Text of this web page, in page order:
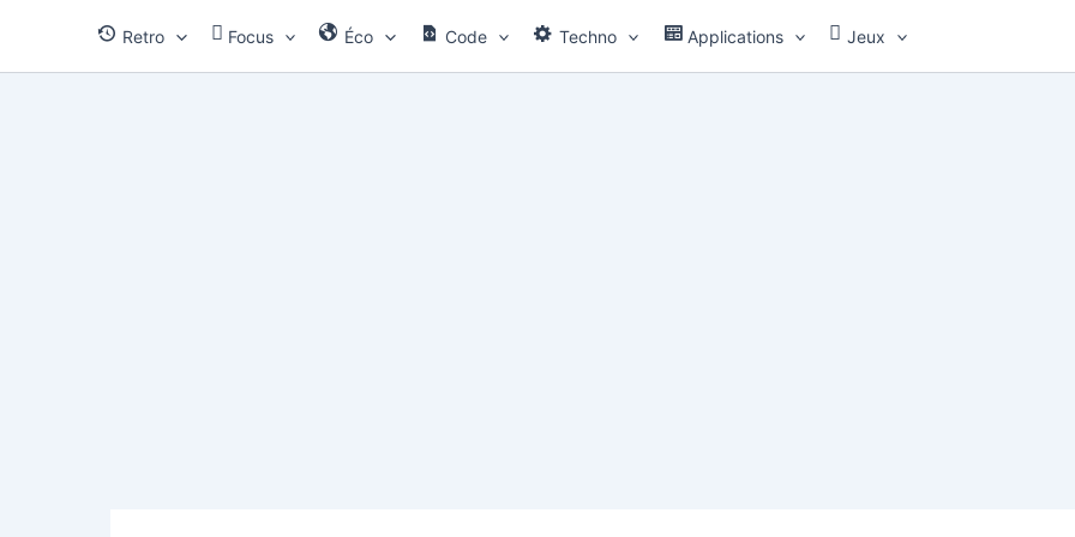
contenu
Retro Focus Éco Code Techno Applications Jeux